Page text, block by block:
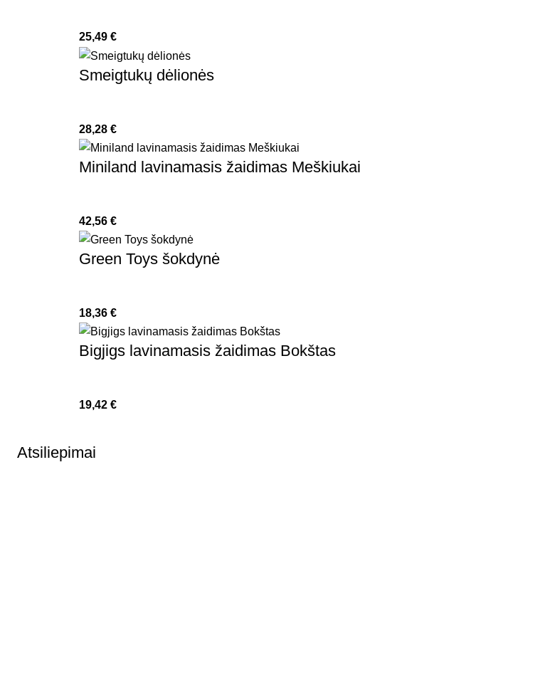
25,49 €
Smeigtukų dėlionės
28,28 €
Miniland lavinamasis žaidimas Meškiukai
42,56 €
Green Toys šokdynė
18,36 €
Bigjigs lavinamasis žaidimas Bokštas
19,42 €
Atsiliepimai